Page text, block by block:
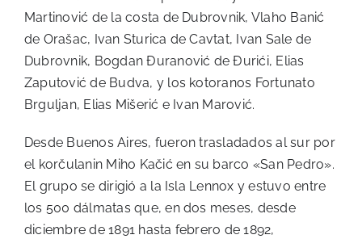
Martinović de la costa de Dubrovnik, Vlaho Banić
de Orašac, Ivan Sturica de Cavtat, Ivan Sale de
Dubrovnik, Bogdan Đuranović de Đurići, Elias
Zaputović de Budva, y los kotoranos Fortunato
Brguljan, Elias Mišerić e Ivan Marović.
Desde Buenos Aires, fueron trasladados al sur por
el korčulanin Miho Kačić en su barco «San Pedro».
El grupo se dirigió a la Isla Lennox y estuvo entre
los 500 dálmatas que, en dos meses, desde
diciembre de 1891 hasta febrero de 1892,